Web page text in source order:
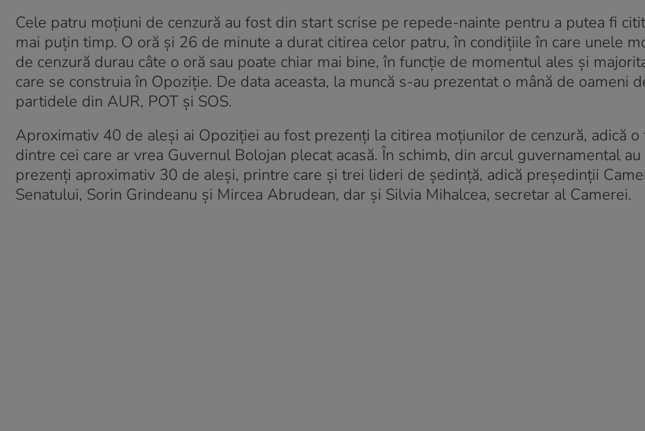
Cele patru moțiuni de cenzură au fost din start scrise pe repede-nainte pentru a putea fi
mai puțin timp. O oră și 26 de minute a durat citirea celor patru, în condițiile în care unele
de cenzură durau câte o oră sau poate chiar mai bine, în funcție de momentul ales și
care se construia în Opoziție. De data aceasta, la muncă s-au prezentat o mână de oameni
partidele din AUR, POT și SOS.
Aproximativ 40 de aleși ai Opoziției au fost prezenți la citirea moțiunilor de cenzură, adică o
dintre cei care ar vrea Guvernul Bolojan plecat acasă. În schimb, din arcul guvernamental
prezenți aproximativ 30 de aleși, printre care și trei lideri de ședință, adică președinții
Senatului, Sorin Grindeanu și Mircea Abrudean, dar și Silvia Mihalcea, secretar al Camerei.